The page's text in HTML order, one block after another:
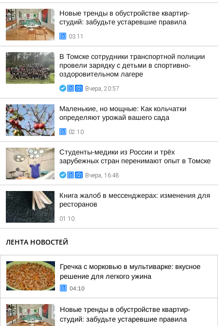
Новые тренды в обустройстве квартир-
студий: забудьте устаревшие правила
03:11
В Томске сотрудники транспортной полиции
провели зарядку с детьми в спортивно-
оздоровительном лагере
Вчера, 20:57
Маленькие, но мощные: Как кольчатки
определяют урожай вашего сада
02:10
Студенты-медики из России и трёх
зарубежных стран перенимают опыт в Томске
Вчера, 16:48
Книга жалоб в мессенджерах: изменения для
ресторанов
01:10
ЛЕНТА НОВОСТЕЙ
Гречка с морковью в мультиварке: вкусное
решение для легкого ужина
04:10
Новые тренды в обустройстве квартир-
студий: забудьте устаревшие правила